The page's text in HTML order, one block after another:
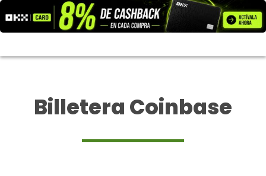
al
contenido
Billetera Coinbase